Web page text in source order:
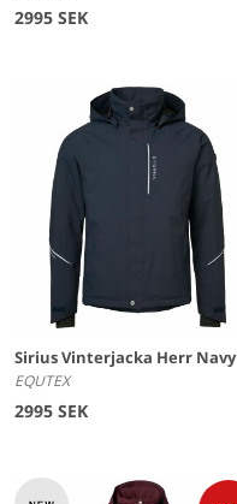
2995 SEK
Sirius Vinterjacka Herr Navy
EQUTEX
2995 SEK